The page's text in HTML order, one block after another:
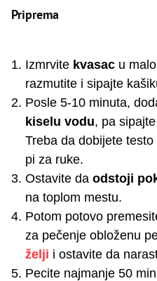
Priprema
Izmrvite kvasac u
razmutite i sipajte
Posle 5-10 minuta,
kiselu vodu, pa
Treba da dobijete
pi za ruke.
Ostavite da odstoji
na toplom mestu.
Potom potovo
za pečenje obloženu
želji i ostavite da
Pecite najmanje 50